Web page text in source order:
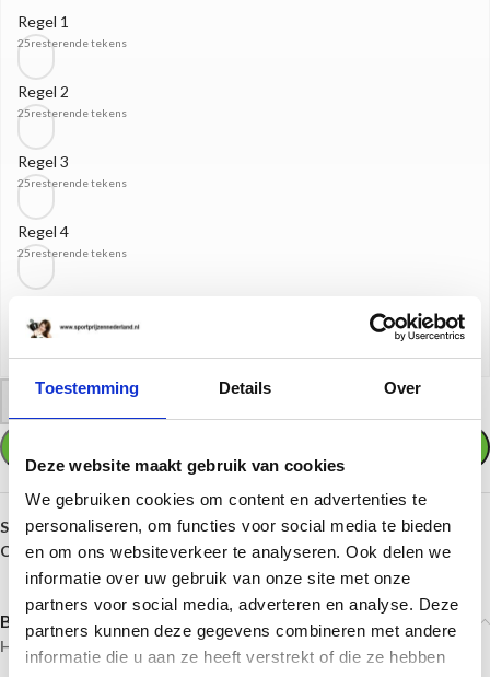
Toestemming Details Over
Deze website maakt gebruik van cookies
We gebruiken cookies om content en advertenties te
personaliseren, om functies voor social media te bieden
en om ons websiteverkeer te analyseren. Ook delen we
informatie over uw gebruik van onze site met onze
partners voor social media, adverteren en analyse. Deze
partners kunnen deze gegevens combineren met andere
informatie die u aan ze heeft verstrekt of die ze hebben
Regel 1
25resterende tekens
Regel 2
25resterende tekens
Regel 3
25resterende tekens
Regel 4
25resterende tekens
Of load een word bestand op met uw tekst(en)
SKU:Q165GS.01-AFS034
Categorieën:Hockey,Prijzen per sport,Standaards
Beschrijving
Hockey Standaard Goud – 12,5 cm